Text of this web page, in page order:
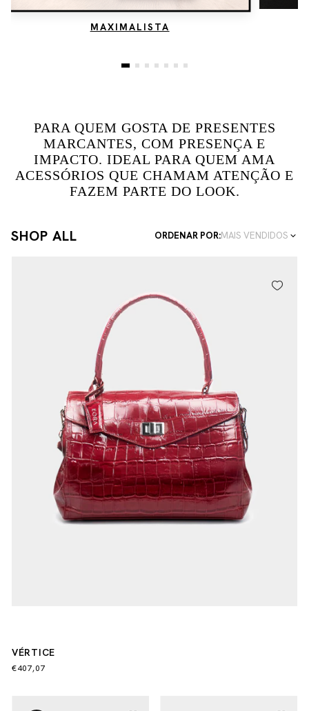
MAXIMALISTA
PARA QUEM GOSTA DE PRESENTES
MARCANTES, COM PRESENÇA E
IMPACTO. IDEAL PARA QUEM AMA
ACESSÓRIOS QUE CHAMAM ATENÇÃO E
FAZEM PARTE DO LOOK.
SHOP ALL ORDENAR POR:MAIS VENDIDOS
VÉRTICE
€407,07